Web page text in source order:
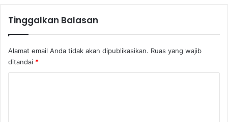
Tinggalkan Balasan
Alamat email Anda tidak akan dipublikasikan. Ruas yang wajib
ditandai *